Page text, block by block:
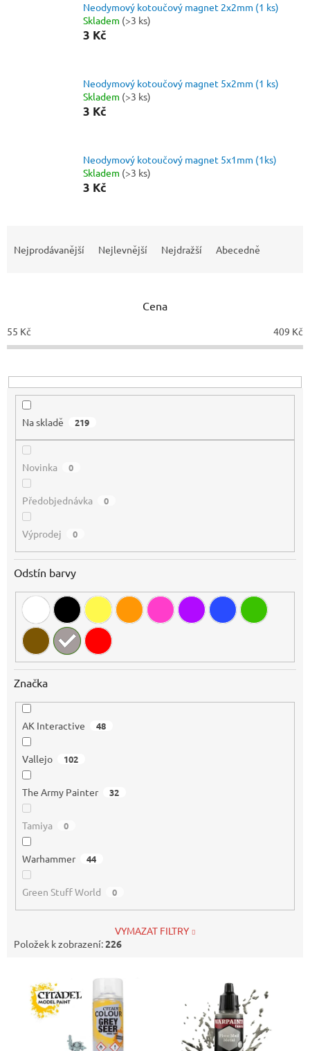
Neodymový kotoučový magnet 2x2mm (1 ks)
Skladem (>3 ks)
3 Kč
Neodymový kotoučový magnet 5x2mm (1 ks)
Skladem (>3 ks)
3 Kč
Neodymový kotoučový magnet 5x1mm (1ks)
Skladem (>3 ks)
3 Kč
r
o
u
Nejprodávanější Nejlevnější Nejdražší Abecedně
Cena
55 Kč 409 Kč
Na skladě 219
Novinka 0
Předobjednávka 0
Výprodej 0
Odstín barvy
Značka
AK Interactive 48
Vallejo 102
The Army Painter 32
Tamiya 0
Warhammer 44
Green Stuff World 0
VYMAZAT FILTRY
Položek k zobrazení:226